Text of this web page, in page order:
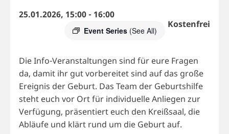
25.01.2026, 15:00- 16:00
Event Series (See All)
Kostenfrei
Die Info-Veranstaltungen sind für eure Fragen
da, damit ihr gut vorbereitet sind auf das große
Ereignis der Geburt. Das Team der Geburtshilfe
steht euch vor Ort für individuelle Anliegen zur
Verfügung, präsentiert euch den Kreißsaal, die
Abläufe und klärt rund um die Geburt auf.